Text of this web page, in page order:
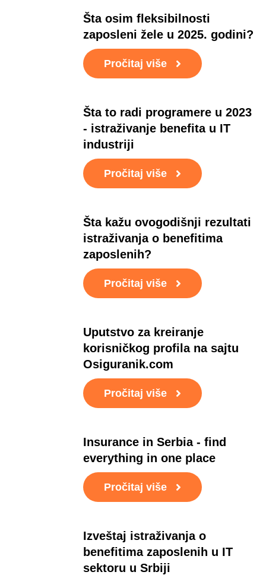
Šta osim fleksibilnosti
zaposleni žele u 2025. godini?
Pročitaj više
Šta to radi programere u 2023
- istraživanje benefita u IT
industriji
Pročitaj više
Šta kažu ovogodišnji rezultati
istraživanja o benefitima
zaposlenih?
Pročitaj više
Uputstvo za kreiranje
korisničkog profila na sajtu
Osiguranik.com
Pročitaj više
Insurance in Serbia - find
everything in one place
Pročitaj više
Izveštaj istraživanja o
benefitima zaposlenih u IT
sektoru u Srbiji